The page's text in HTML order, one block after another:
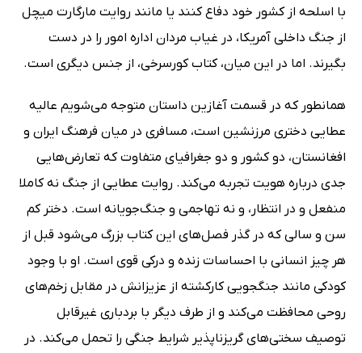
با اسلحه از کشور خود دفاع کنند یا مانند روایت مارگارت میچل
از جنگ داخلی آمریکا، در غیاب مردان اداره امور را در دست
بگیرند. اما در این میان، کتاب کورسرخی، از جنس دیگری است.
همانطور که در قسمت آغازین داستان متوجه می‌شویم عالیه
عطایی دختری مرزنشین است، مسافری در میان فرهنگ ایران و
افغانستان، دو کشور و دو جغرافیای متفاوت که تعارض‌هایی
جدی درباره هویت تجربه می‌کند. روایت عطایی از جنگ نه کاملا
منفعل و در انتظار، و نه تهاجمی و جنگ‌جویانه است. دختر کم
سن و سالی که در گذر فصل‌های این کتاب بزرگ می‌شود قبل از
هر چیز انسانی با احساسات زنده و درکی قوی است. او با وجود
کودکی مانند جنگجویی کارکشته از عزیزانش در مقابل زخم‌های
روحی محافظت می‌کند و از طرف دیگر با بردباری غیرقابل
توصیف سختی‌های گریزناپذیر شرایط جنگی را تحمل می‌کند. در